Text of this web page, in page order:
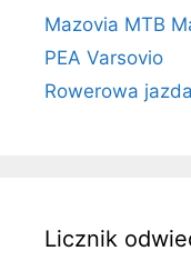
Mazovia MTB
PEA Varsovio
Rowerowa
Licznik